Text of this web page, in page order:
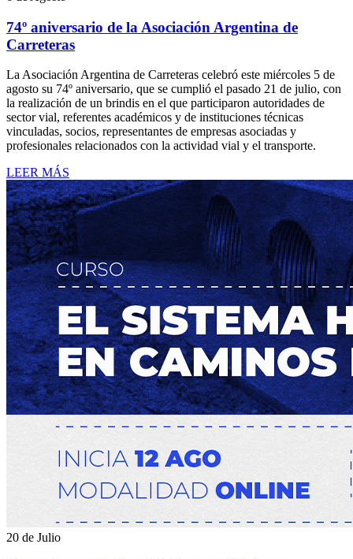
74º aniversario de la Asociación Argentina de
Carreteras
La Asociación Argentina de Carreteras celebró este miércoles 5 de
agosto su 74º aniversario, que se cumplió el pasado 21 de julio, con
la realización de un brindis en el que participaron autoridades de
sector vial, referentes académicos y de instituciones técnicas
vinculadas, socios, representantes de empresas asociadas y
profesionales relacionados con la actividad vial y el transporte.
LEER MÁS
20 de Julio